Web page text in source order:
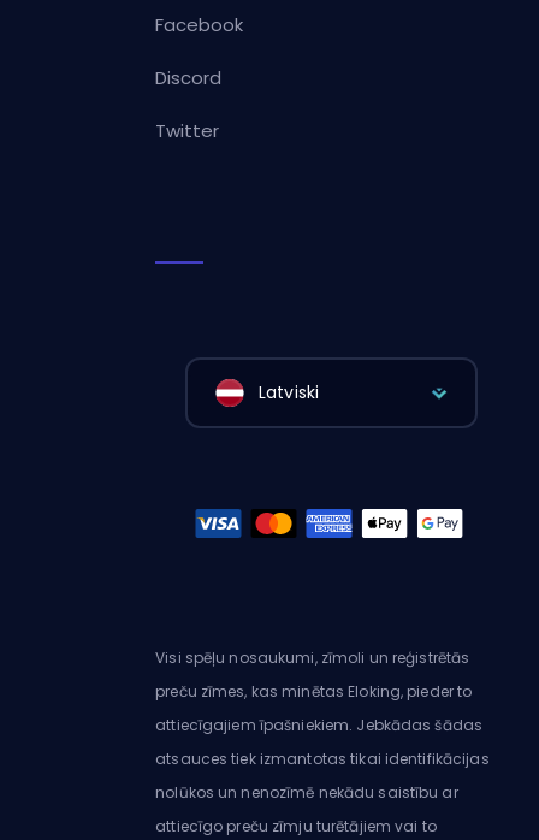
Facebook
Discord
Twitter
Latviski
Visi spēļu nosaukumi, zīmoli un reģistrētās
preču zīmes, kas minētas Eloking, pieder to
attiecīgajiem īpašniekiem. Jebkādas šādas
atsauces tiek izmantotas tikai identifikācijas
nolūkos un nenozīmē nekādu saistību ar
attiecīgo preču zīmju turētājiem vai to